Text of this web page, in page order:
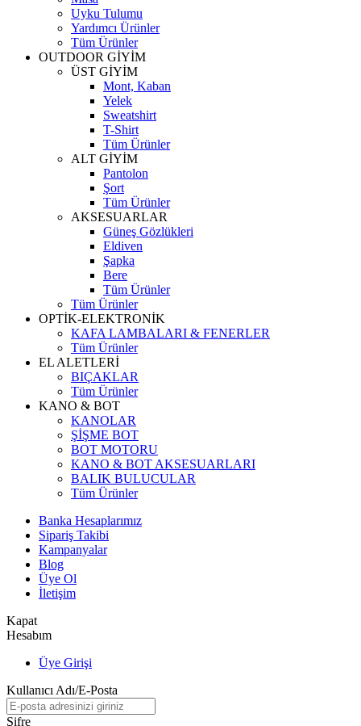
Uyku Tulumu
Yardımcı Ürünler
Tüm Ürünler
OUTDOOR GİYİM
ÜST GİYİM
Mont, Kaban
Yelek
Sweatshirt
T-Shirt
Tüm Ürünler
ALT GİYİM
Pantolon
Şort
Tüm Ürünler
AKSESUARLAR
Güneş Gözlükleri
Eldiven
Şapka
Bere
Tüm Ürünler
Tüm Ürünler
OPTİK-ELEKTRONİK
KAFA LAMBALARI & FENERLER
Tüm Ürünler
EL ALETLERİ
BIÇAKLAR
Tüm Ürünler
KANO & BOT
KANOLAR
ŞİŞME BOT
BOT MOTORU
KANO & BOT AKSESUARLARI
BALIK BULUCULAR
Tüm Ürünler
Banka Hesaplarımız
Sipariş Takibi
Kampanyalar
Blog
Üye Ol
İletişim
Kapat
Hesabım
Üye Girişi
Kullanıcı Adı/E-Posta
Şifre